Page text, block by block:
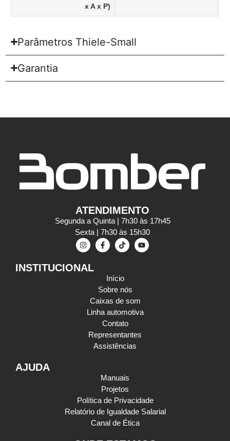
x A x P)
Parâmetros Thiele-Small
Garantia
ATENDIMENTO
Segunda a Quinta | 7h30 às 17h45
Sexta | 7h30 às 15h30
INSTITUCIONAL
Início
Sobre nós
Caixas de som
Linha automotiva
Contato
Representantes
Assistências
AJUDA
Manuais
Projetos
Política de Privacidade
Relatório de Igualdade Salarial
Canal de Ética